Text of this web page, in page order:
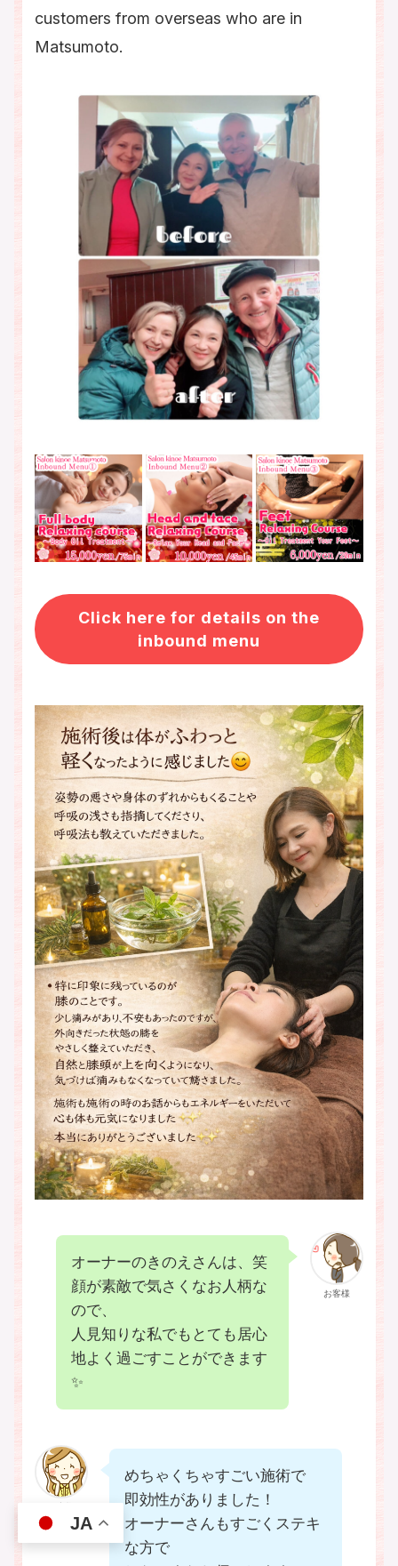
customers from overseas who are in
Matsumoto.
Click here for details on the
inbound menu
お客様
オーナーのきのえさんは、笑
顔が素敵で気さくなお人柄な
ので、
人見知りな私でもとても居心
地よく過ごすことができます
✨
お客様
めちゃくちゃすごい施術で
即効性がありました！
オーナーさんもすごくステキ
な方で
JA